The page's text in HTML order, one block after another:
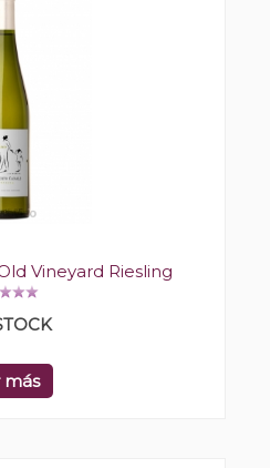
Vineyard Riesling
más